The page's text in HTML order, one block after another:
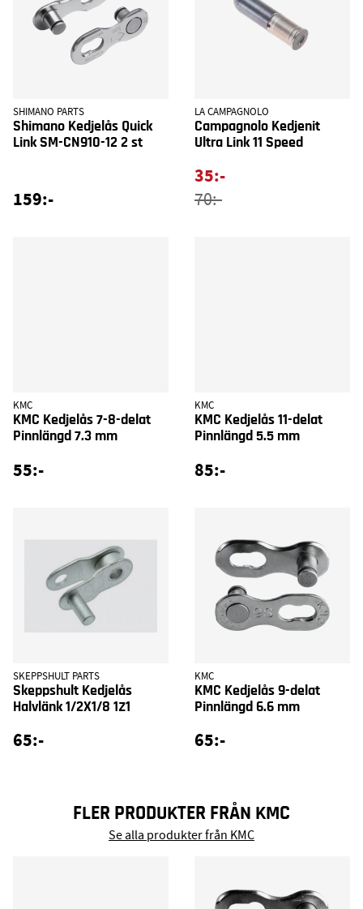
SHIMANO PARTS
Shimano Kedjelås Quick
Link SM-CN910-12 2 st
159:-
LA CAMPAGNOLO
Campagnolo Kedjenit
Ultra Link 11 Speed
35:-
70:-
KMC
KMC Kedjelås 7-8-delat
Pinnlängd 7.3 mm
55:-
KMC
KMC Kedjelås 11-delat
Pinnlängd 5.5 mm
85:-
SKEPPSHULT PARTS
Skeppshult Kedjelås
Halvlänk 1/2X1/8 1Z1
65:-
KMC
KMC Kedjelås 9-delat
Pinnlängd 6.6 mm
65:-
FLER PRODUKTER FRÅN KMC
Se alla produkter från KMC